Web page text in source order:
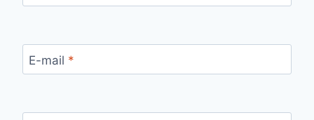
E-mail *